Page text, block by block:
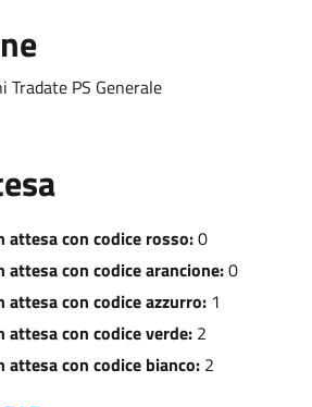
Tradate PS Generale
attesa con codice rosso:0
attesa con codice arancione:0
attesa con codice azzurro: 1
attesa con codice verde: 2
attesa con codice bianco: 2